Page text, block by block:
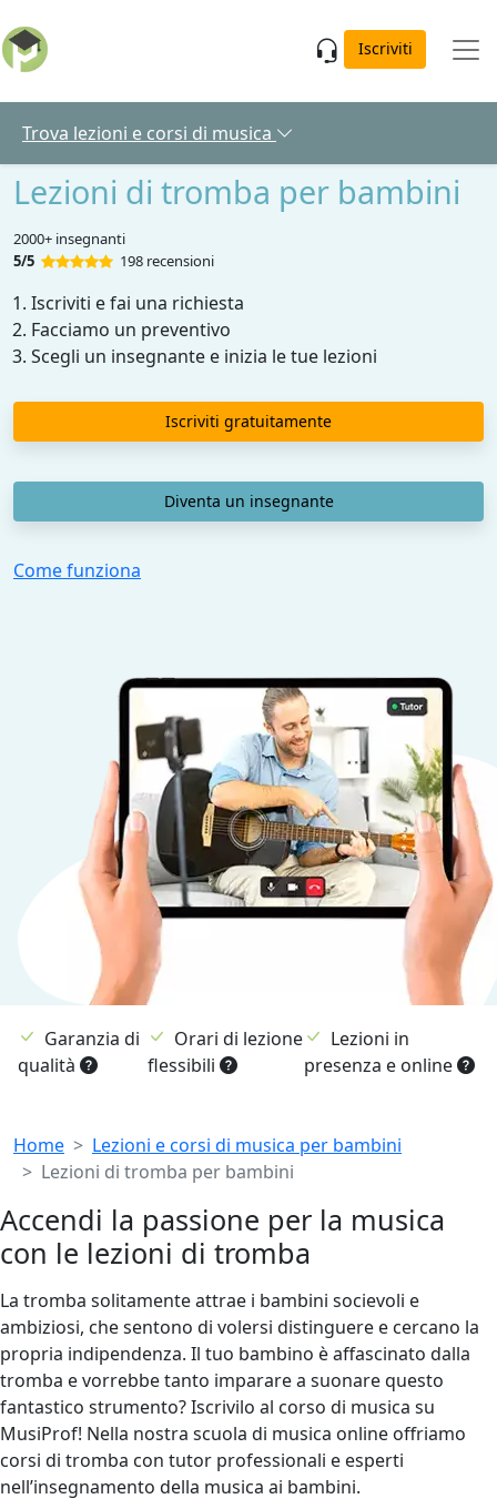
Iscriviti
Trova lezioni e corsi di musica
Lezioni di tromba per bambini
2000+ insegnanti
5/5
198 recensioni
Iscriviti e fai una richiesta
Facciamo un preventivo
Scegli un insegnante e inizia le tue lezioni
Iscriviti gratuitamente
Diventa un insegnante
Come funziona
Garanzia di
qualità
Orari di lezione
flessibili
Lezioni in
presenza e online
Breadcrumb
Home
Lezioni e corsi di musica per bambini
Lezioni di tromba per bambini
Accendi la passione per la musica
con le lezioni di tromba
La tromba solitamente attrae i bambini socievoli e
ambiziosi, che sentono di volersi distinguere e cercano la
propria indipendenza. Il tuo bambino è affascinato dalla
tromba e vorrebbe tanto imparare a suonare questo
fantastico strumento? Iscrivilo al corso di musica su
MusiProf! Nella nostra scuola di musica online offriamo
corsi di tromba con tutor professionali e esperti
nell’insegnamento della musica ai bambini.